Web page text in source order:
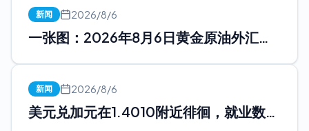
新闻 2026/8/6
一张图：2026年8月6日黄金原油外汇股
新闻 2026/8/6
美元兑加元在1.4010附近徘徊，就业数据